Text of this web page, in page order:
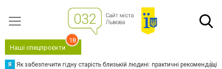
Наші спецпроєкти
18
Я Як забезпечити гідну старість близькій людині: практичні рекомендації